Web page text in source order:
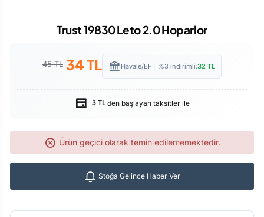
Trust 19830 Leto 2.0 Hoparlor
45 TL 34TL Havale/EFT %3 indirimli:32 TL
3 TLden başlayan taksitler ile
Ürün geçici olarak temin edilememektedir.
Stoğa Gelince Haber Ver